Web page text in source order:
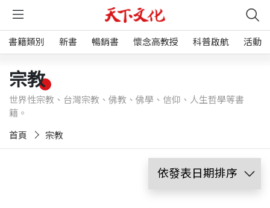
書籍類別 新書 暢銷書 懷念高教授 科普啟航 活動
宗教
世界性宗教、台灣宗教、佛教、佛學、信仰、人生哲學等書
籍。
首頁 宗教